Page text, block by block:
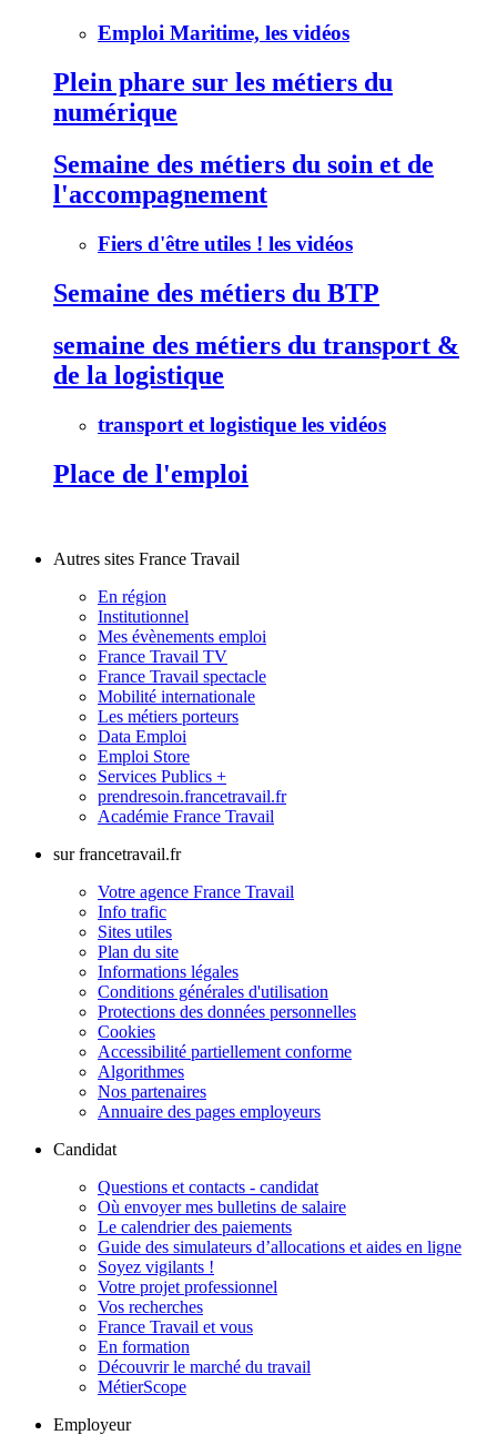
Emploi Maritime, les vidéos
Plein phare sur les métiers du
numérique
Semaine des métiers du soin et de
l'accompagnement
Fiers d'être utiles ! les vidéos
Semaine des métiers du BTP
semaine des métiers du transport &
de la logistique
transport et logistique les vidéos
Place de l'emploi
Autres sites France Travail
En région
Institutionnel
Mes évènements emploi
France Travail TV
France Travail spectacle
Mobilité internationale
Les métiers porteurs
Data Emploi
Emploi Store
Services Publics +
prendresoin.francetravail.fr
Académie France Travail
sur francetravail.fr
Votre agence France Travail
Info trafic
Sites utiles
Plan du site
Informations légales
Conditions générales d'utilisation
Protections des données personnelles
Cookies
Accessibilité partiellement conforme
Algorithmes
Nos partenaires
Annuaire des pages employeurs
Candidat
Questions et contacts - candidat
Où envoyer mes bulletins de salaire
Le calendrier des paiements
Guide des simulateurs d’allocations et aides en ligne
Soyez vigilants !
Votre projet professionnel
Vos recherches
France Travail et vous
En formation
Découvrir le marché du travail
MétierScope
Employeur